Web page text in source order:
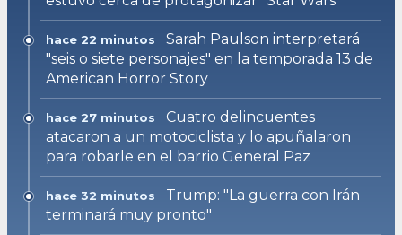
hace 22 minutos
Sarah Paulson interpretará
"seis o siete personajes" en la temporada 13 de
American Horror Story
hace 27 minutos
Cuatro delincuentes
atacaron a un motociclista y lo apuñalaron
para robarle en el barrio General Paz
hace 32 minutos
Trump: "La guerra con Irán
terminará muy pronto"